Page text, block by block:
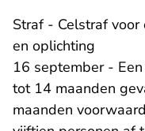
Straf - Celstraf
en oplichting
16 september -
tot 14 maanden
maanden